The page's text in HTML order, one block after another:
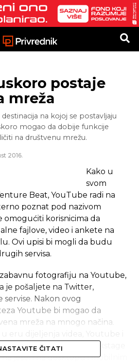
postaje
mreža
destinacija na kojoj se postavljaju
mogao da dobije funkcije
na društvenu mrežu.
2016.
Kako u
svom
Beat, YouTube radi na
poznat pod nazivom
omogućiti korisnicima da
fajlove, video i ankete na
Ovi upisi bi mogli da budu
servisa.
fotografiju na Youtube,
je pošaljete na Twitter,
servise. Nakon ovog
Youtube bi mogao da
mreža na mnogo načina.
ispred konkurencije. Backstage
na jesen na desktopu i mobilnim
ČITATI